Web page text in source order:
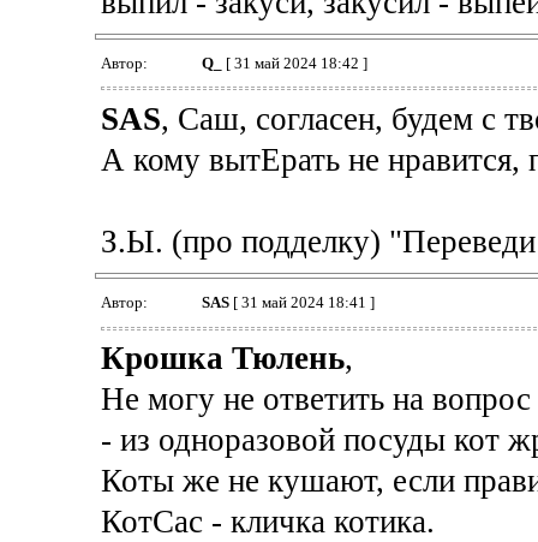
Автор: Q_ [ 31 май 2024 18:42 ]
SAS, Саш, согласен, будем с
А кому вытЕрать не нравится,
З.Ы. (про подделку)
Автор: SAS[ 31 май 2024 18:41 ]
Крошка Тюлень,
Не могу не ответить на
- из одноразовой посуды кот
Коты же не кушают, если
КотСас - кличка котика.